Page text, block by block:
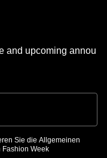
and upcoming annou
Sie die Allgemeinen
Fashion Week